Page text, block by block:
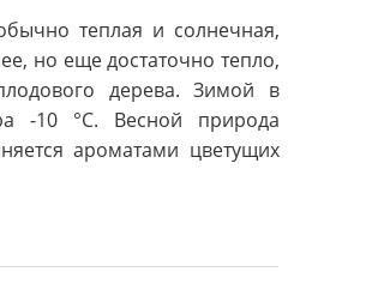
теплая и солнечная,
но еще достаточно тепло,
дерева. Зимой в
-10 °C. Весной природа
ароматами цветущих